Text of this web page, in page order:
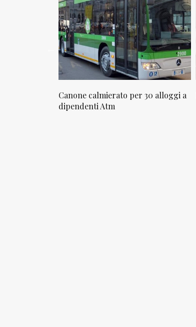
Canone calmierato per 30 alloggi a
dipendenti Atm